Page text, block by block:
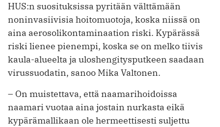
HUS:n suosituksissa ­pyritään välttämään
noninvasiivisia hoitomuotoja, koska niissä on
aina aerosolikontaminaation riski. Kypärässä
riski lienee pienempi, koska se on melko tiivis
kaula-alueelta ja ulos­hengitysputkeen saadaan
virussuodatin, sanoo Mika Valtonen.
– On muistettava, että naamari­hoidoissa
naamari vuotaa aina jostain nurkasta eikä
kypärämallikaan ole hermeettisesti suljettu